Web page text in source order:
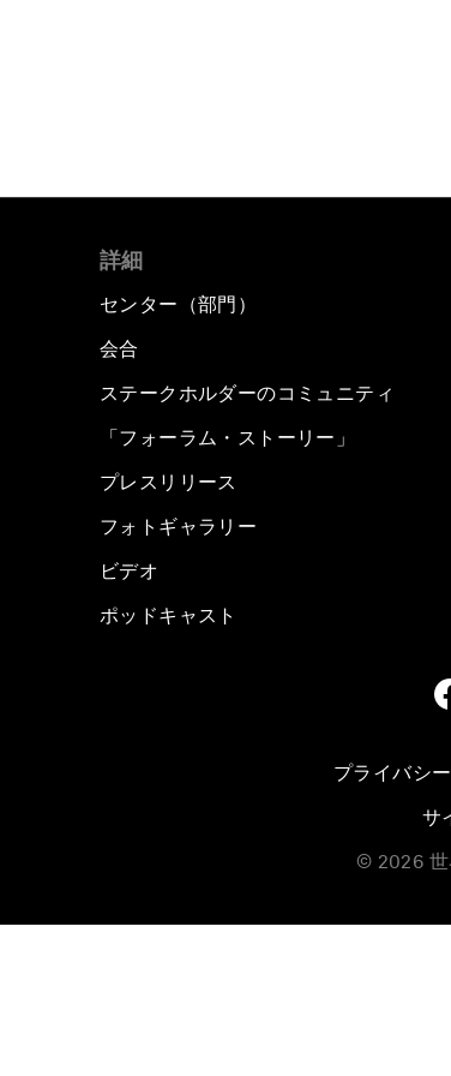
詳細
センター（部門）
会合
ステークホルダーのコミュニティ
「フォーラム・ストーリー」
プレスリリース
フォトギャラリー
ビデオ
ポッドキャスト
プライバシ
サ
© 2026